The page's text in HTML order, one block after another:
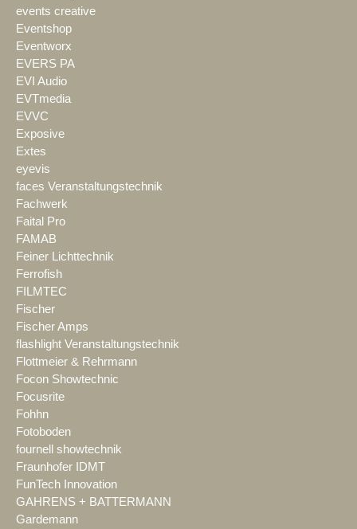
events creative
Eventshop
Eventworx
EVERS PA
EVI Audio
EVTmedia
EVVC
Exposive
Extes
eyevis
faces Veranstaltungstechnik
Fachwerk
Faital Pro
FAMAB
Feiner Lichttechnik
Ferrofish
FILMTEC
Fischer
Fischer Amps
flashlight Veranstaltungstechnik
Flottmeier & Rehrmann
Focon Showtechnic
Focusrite
Fohhn
Fotoboden
fournell showtechnik
Fraunhofer IDMT
FunTech Innovation
GAHRENS + BATTERMANN
Gardemann